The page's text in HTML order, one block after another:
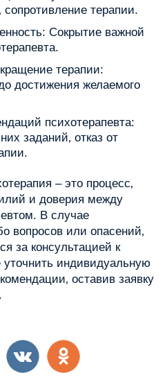
терапии.
Сокрытие важной
терапии:
достижения желаемого
психотерапевта:
заданий‚ отказ от
– это процесс‚
и доверия между
В случае
вопросов или опасений‚
за консультацией к
индивидуальную
оставив заявку